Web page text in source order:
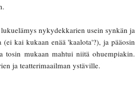
nykydekkarien usein synkän ja
kai kukaan enää 'kaalota'?), ja pääosin
tosin mukaan mahtui niitä ohuempiakin.
ja teatterimaailman ystäville.